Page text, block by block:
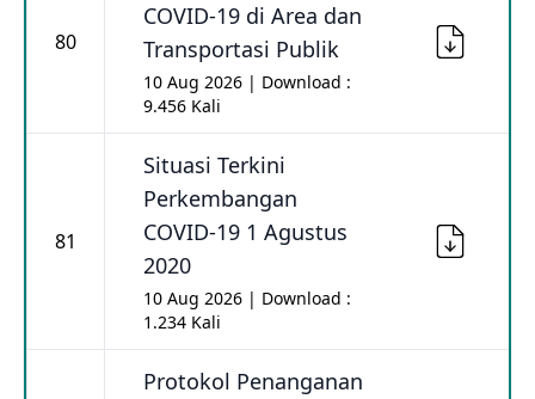
80
COVID-19 di Area dan
Transportasi Publik
10 Aug 2026 | Download :
9.456 Kali
81
Situasi Terkini
Perkembangan
COVID-19 1 Agustus
2020
10 Aug 2026 | Download :
1.234 Kali
Protokol Penanganan